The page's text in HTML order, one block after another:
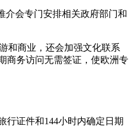
介会专门安排相关政府部门和
和商业，还会加强文化联系
商务访问无需签证，使欧洲专
行证件和144小时内确定日期